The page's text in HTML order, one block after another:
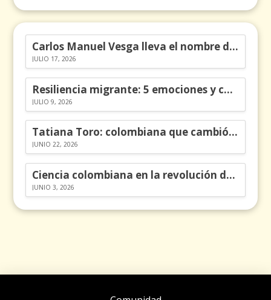
Carlos Manuel Vesga lleva el nombre de Colombia a los Emmy
JULIO 17, 2026
Resiliencia migrante: 5 emociones y cómo gestionarlas
JULIO 9, 2026
Tatiana Toro: colombiana que cambió la historia de las matemáticas
JUNIO 22, 2026
Ciencia colombiana en la revolución de los órganos en chips
JUNIO 3, 2026